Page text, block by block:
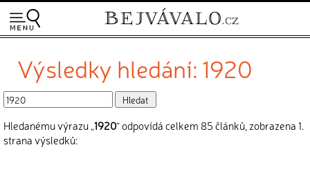
Výsledky hledání: 1920
Hledanému výrazu „1920“ odpovídá celkem 85 článků, zobrazena 1.
strana výsledků: